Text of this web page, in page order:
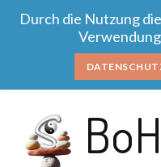
Durch die Nutzung
BoH